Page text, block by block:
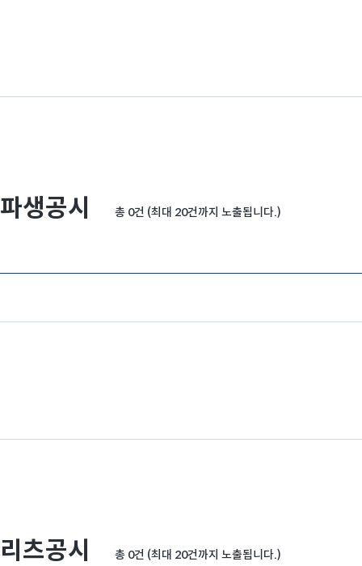
파생공시 총 0건 (최대 20건까지 노출됩니다.)
리츠공시 총 0건 (최대 20건까지 노출됩니다.)